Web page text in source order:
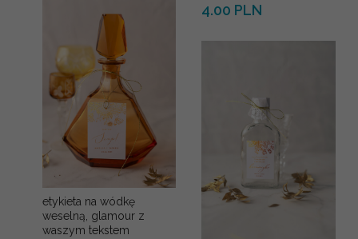
etykieta na wódkę
weselną, glamour z
waszym tekstem
4.00 PLN